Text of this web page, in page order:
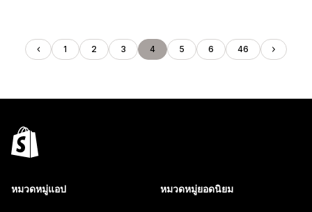
1 2 3 4 5 6 46
หมวดหมู่แอป หมวดหมู่ยอดนิยม